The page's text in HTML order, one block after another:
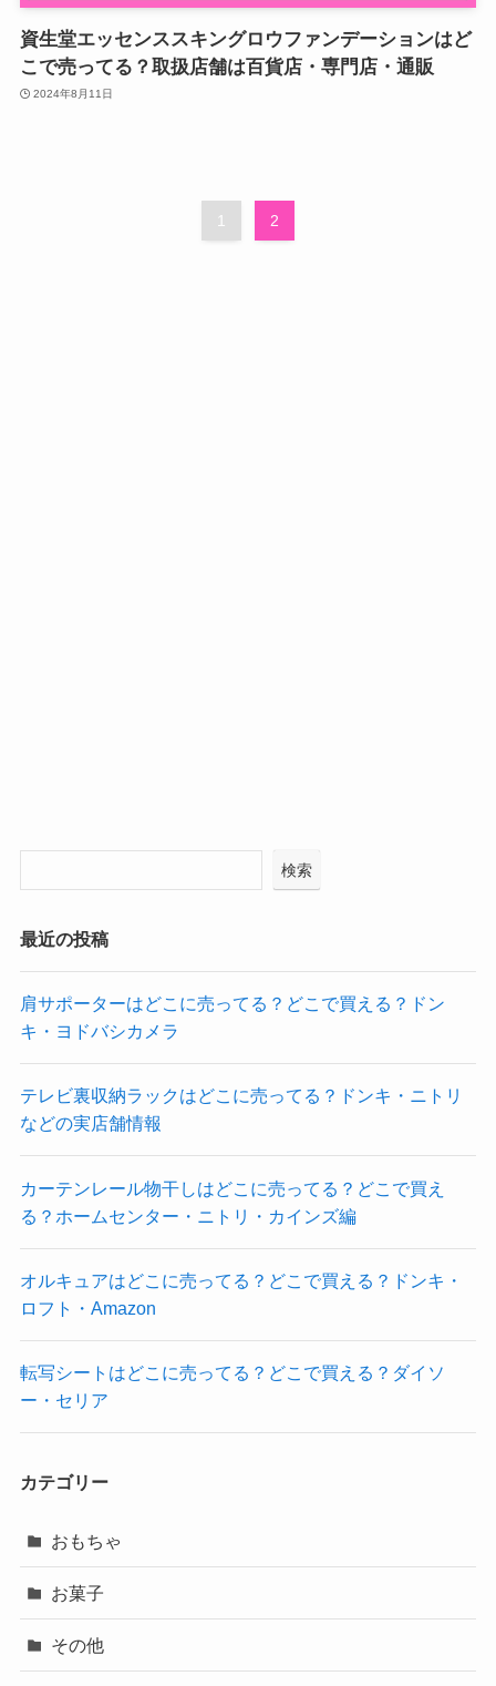
資生堂エッセンススキングロウファンデーションはど
こで売ってる？取扱店舗は百貨店・専門店・通販
2024年8月11日
1 2
検索
最近の投稿
肩サポーターはどこに売ってる？どこで買える？ドン
キ・ヨドバシカメラ
テレビ裏収納ラックはどこに売ってる？ドンキ・ニトリ
などの実店舗情報
カーテンレール物干しはどこに売ってる？どこで買え
る？ホームセンター・ニトリ・カインズ編
オルキュアはどこに売ってる？どこで買える？ドンキ・
ロフト・Amazon
転写シートはどこに売ってる？どこで買える？ダイソ
ー・セリア
カテゴリー
おもちゃ
お菓子
その他